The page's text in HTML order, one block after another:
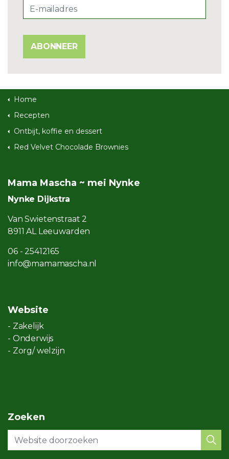
ABONNEER
Home
Recepten
Ontbijt, koffie en dessert
Red Velvet Chocolade Brownies
Mama Mascha ~ mei Nynke
Nynke Dijkstra
Van Swietenstraat 2
8911 AL Leeuwarden
06 - 25412165
info@mamamascha.nl
Website
- Zakelijk
- Onderwijs
- Zorg/ welzijn
Zoeken